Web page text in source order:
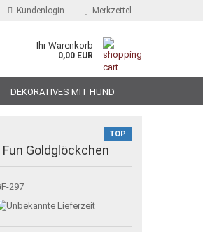
Kundenlogin Merkzettel
Ihr Warenkorb
0,00 EUR
DEKORATIVES MIT HUND
TOP
Goldglöckchen
297